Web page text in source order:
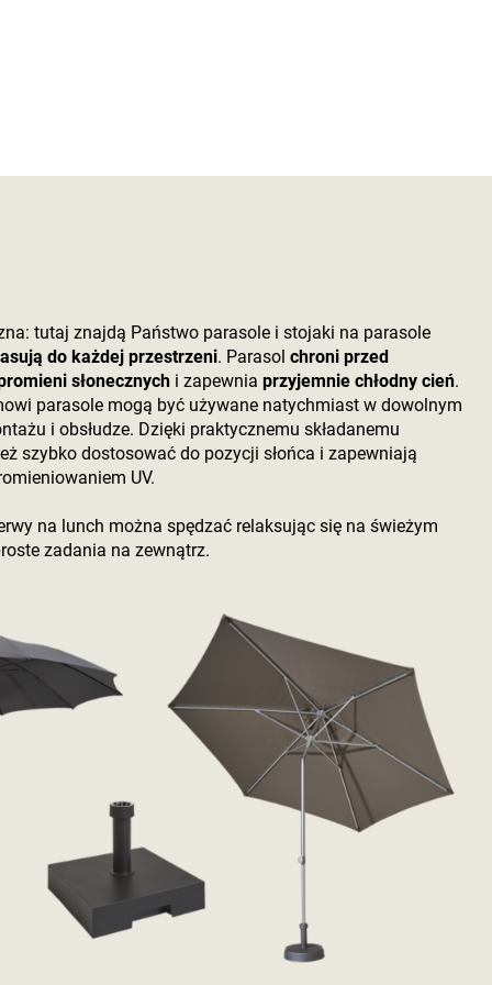
tutaj znajdą Państwo parasole i stojaki na parasole
do każdej przestrzeni. Parasol chroni przed
słonecznych i zapewnia przyjemnie chłodny cień.
parasole mogą być używane natychmiast w dowolnym
i obsłudze. Dzięki praktycznemu składanemu
szybko dostosować do pozycji słońca i zapewniają
UV.
na lunch można spędzać relaksując się na świeżym
zadania na zewnątrz.